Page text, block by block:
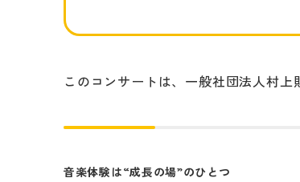
このコンサートは、一般社団法人村上
音楽体験は“成長の場”のひとつ